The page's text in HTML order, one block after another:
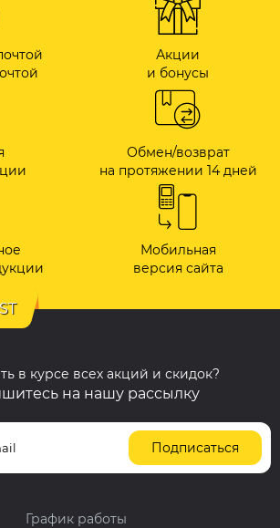
Акции
и бонусы
Обмен/возврат
на протяжении 14 дней
Мобильная
версия сайта
в курсе всех акций и скидок?
на нашу рассылку
Подписаться
График работы